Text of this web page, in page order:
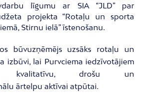
līgumu ar SIA “JLD” par
projekta “Rotaļu un sporta
Stirnu ielā” īstenošanu.
būvuzņēmējs uzsāks rotaļu un
izbūvi, lai Purvciema iedzīvotājiem
kvalitatīvu, drošu un
ārtelpu aktīvai atpūtai.